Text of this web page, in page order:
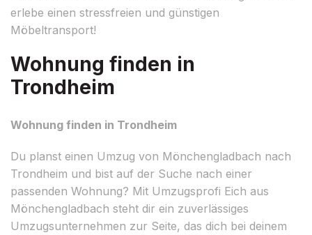
erlebe einen stressfreien und günstigen
Möbeltransport!
Wohnung finden in
Trondheim
Wohnung finden in Trondheim
Du planst einen Umzug von Mönchengladbach nach
Trondheim und bist auf der Suche nach einer
passenden Wohnung? Mit Umzugsprofi Eich aus
Mönchengladbach steht dir ein zuverlässiges
Umzugsunternehmen zur Seite, das dich bei deinem